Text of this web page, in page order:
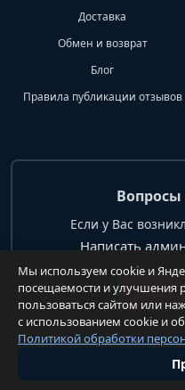
Доставка
Обмен и возврат
Блог
Правила публикации отзывов
Если у Вас
Написать
+7
Мы используем cookie и
посещаемости и улучшения
пользоваться сайтом или
с использованием cookie и
Политикой обработки